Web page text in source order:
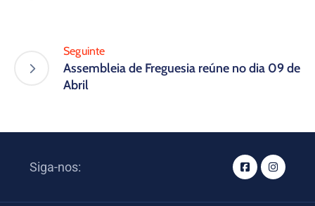
Seguinte
Assembleia de Freguesia reúne no dia 09 de
Abril
Siga-nos: